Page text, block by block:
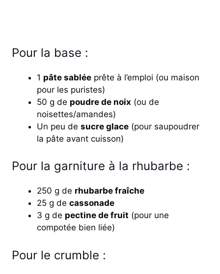
Pour la base :
1 pâte sablée prête à l’emploi (ou maison
pour les puristes)
50 g de poudre de noix (ou de
noisettes/amandes)
Un peu de sucre glace (pour saupoudrer
la pâte avant cuisson)
Pour la garniture à la rhubarbe :
250 g de rhubarbe fraîche
25 g de cassonade
3 g de pectine de fruit (pour une
compotée bien liée)
Pour le crumble :